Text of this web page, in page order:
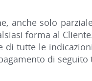
anche solo
forma al
di tutte le
di seguito